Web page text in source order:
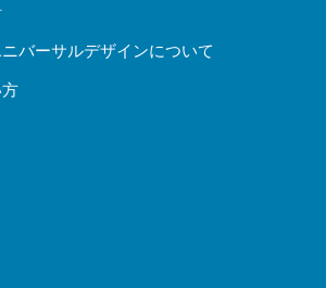
バーサルデザインについて